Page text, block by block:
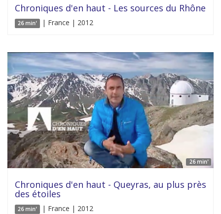
Chroniques d'en haut - Les sources du Rhône
26 min' | France | 2012
26 min'
Chroniques d'en haut - Queyras, au plus près
des étoiles
26 min' | France | 2012